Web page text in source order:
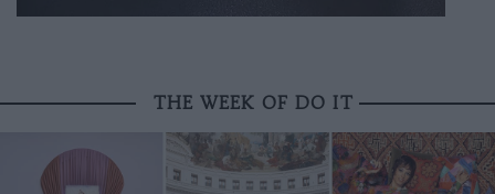
THE WEEK OF DO IT